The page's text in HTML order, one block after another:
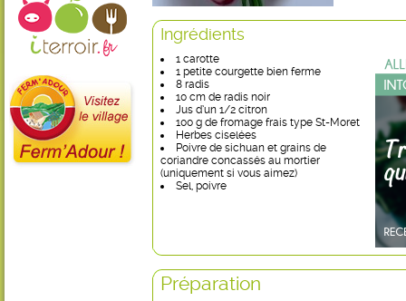
Ingrédients
1 carotte
1 petite courgette bien ferme
8 radis
10 cm de radis noir
Jus d’un 1/2 citron
100 g de fromage frais type St-Moret
Herbes ciselées
Poivre de sichuan et grains de
coriandre concassés au mortier
(uniquement si vous aimez)
Sel, poivre
Préparation